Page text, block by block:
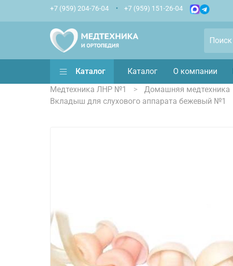
+7 (959) 204-76-04 +7 (959) 151-26-04
Каталог Каталог О компании
Медтехника ЛНР №1
Домашняя медтехника
Вкладыш для слухового аппарата бежевый №1